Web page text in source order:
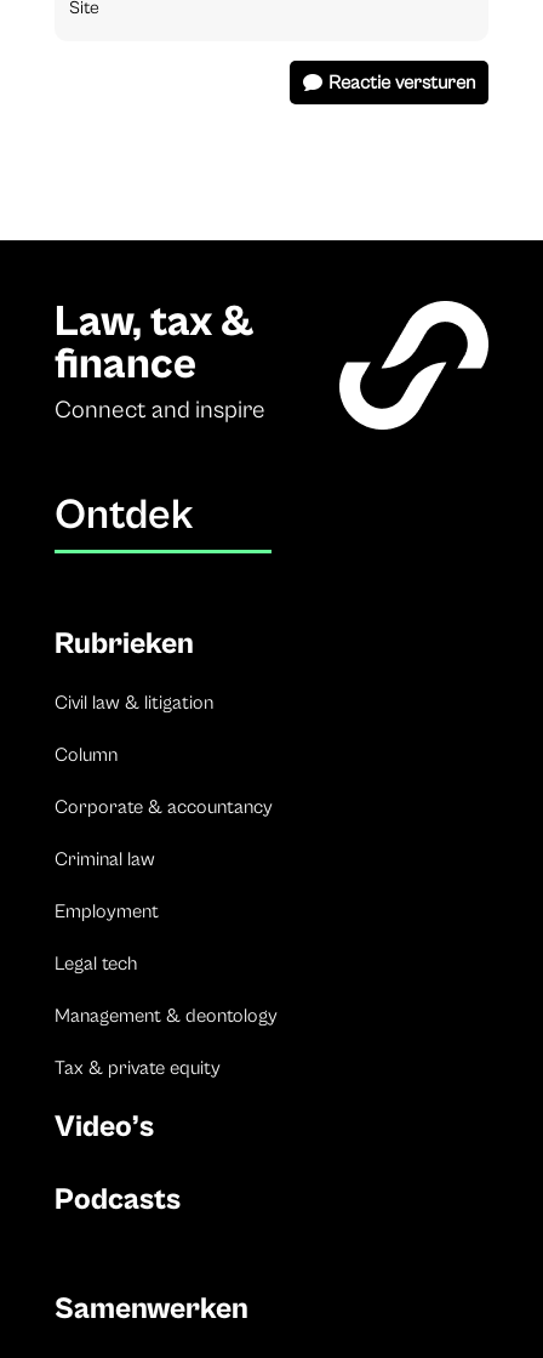
Reactie versturen
Law, tax &
finance
Connect and inspire
Ontdek
Rubrieken
Civil law & litigation
Column
Corporate & accountancy
Criminal law
Employment
Legal tech
Management & deontology
Tax & private equity
Video’s
Podcasts
Samenwerken